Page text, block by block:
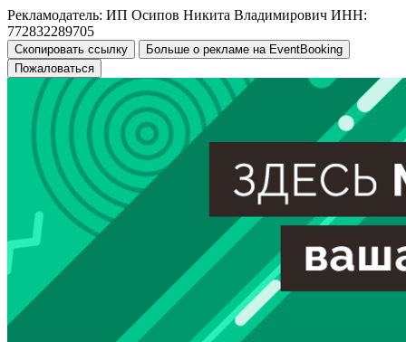
Рекламодатель: ИП Осипов Никита Владимирович ИНН:
772832289705
Скопировать ссылку
Больше о рекламе на EventBooking
Пожаловаться